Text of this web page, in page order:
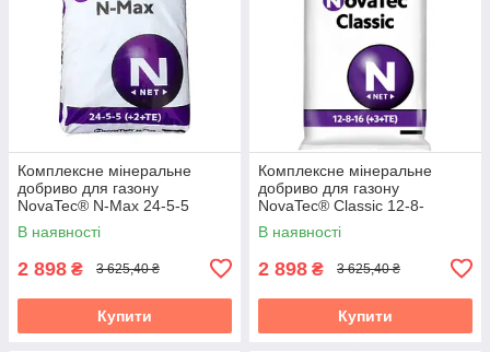
Комплексне мінеральне
добриво для газону
NovaTec® N-Max 24-5-5
(+2+TE) Весна-Старт, 25 кг,
COMPO EXPERT,
В наявності
2 898 ₴ 3 625,40 ₴
Купити
Комплексне мінеральне
добриво для газону
NovaTec® Classic 12-8-
16(+3+TE) з пролонгованою
дією, Осень, 25 кг,
В наявності
2 898 ₴ 3 625,40 ₴
Купити